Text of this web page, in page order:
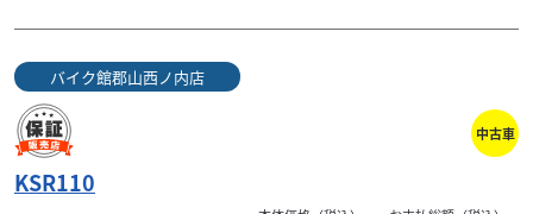
ホンダ
DAX 125
本体価格:
??個性的で愛らしいスタイルが魅力のDAX125が入荷！??コ
ンパクトな車体ながら125ccエンジンによる力強く扱いやす
バイク館郡山西ノ内店
中古車
KSR110